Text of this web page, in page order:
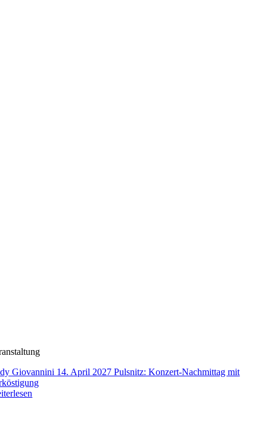
Giovannini 14. April 2027 Pulsnitz: Konzert-Nachmittag mit